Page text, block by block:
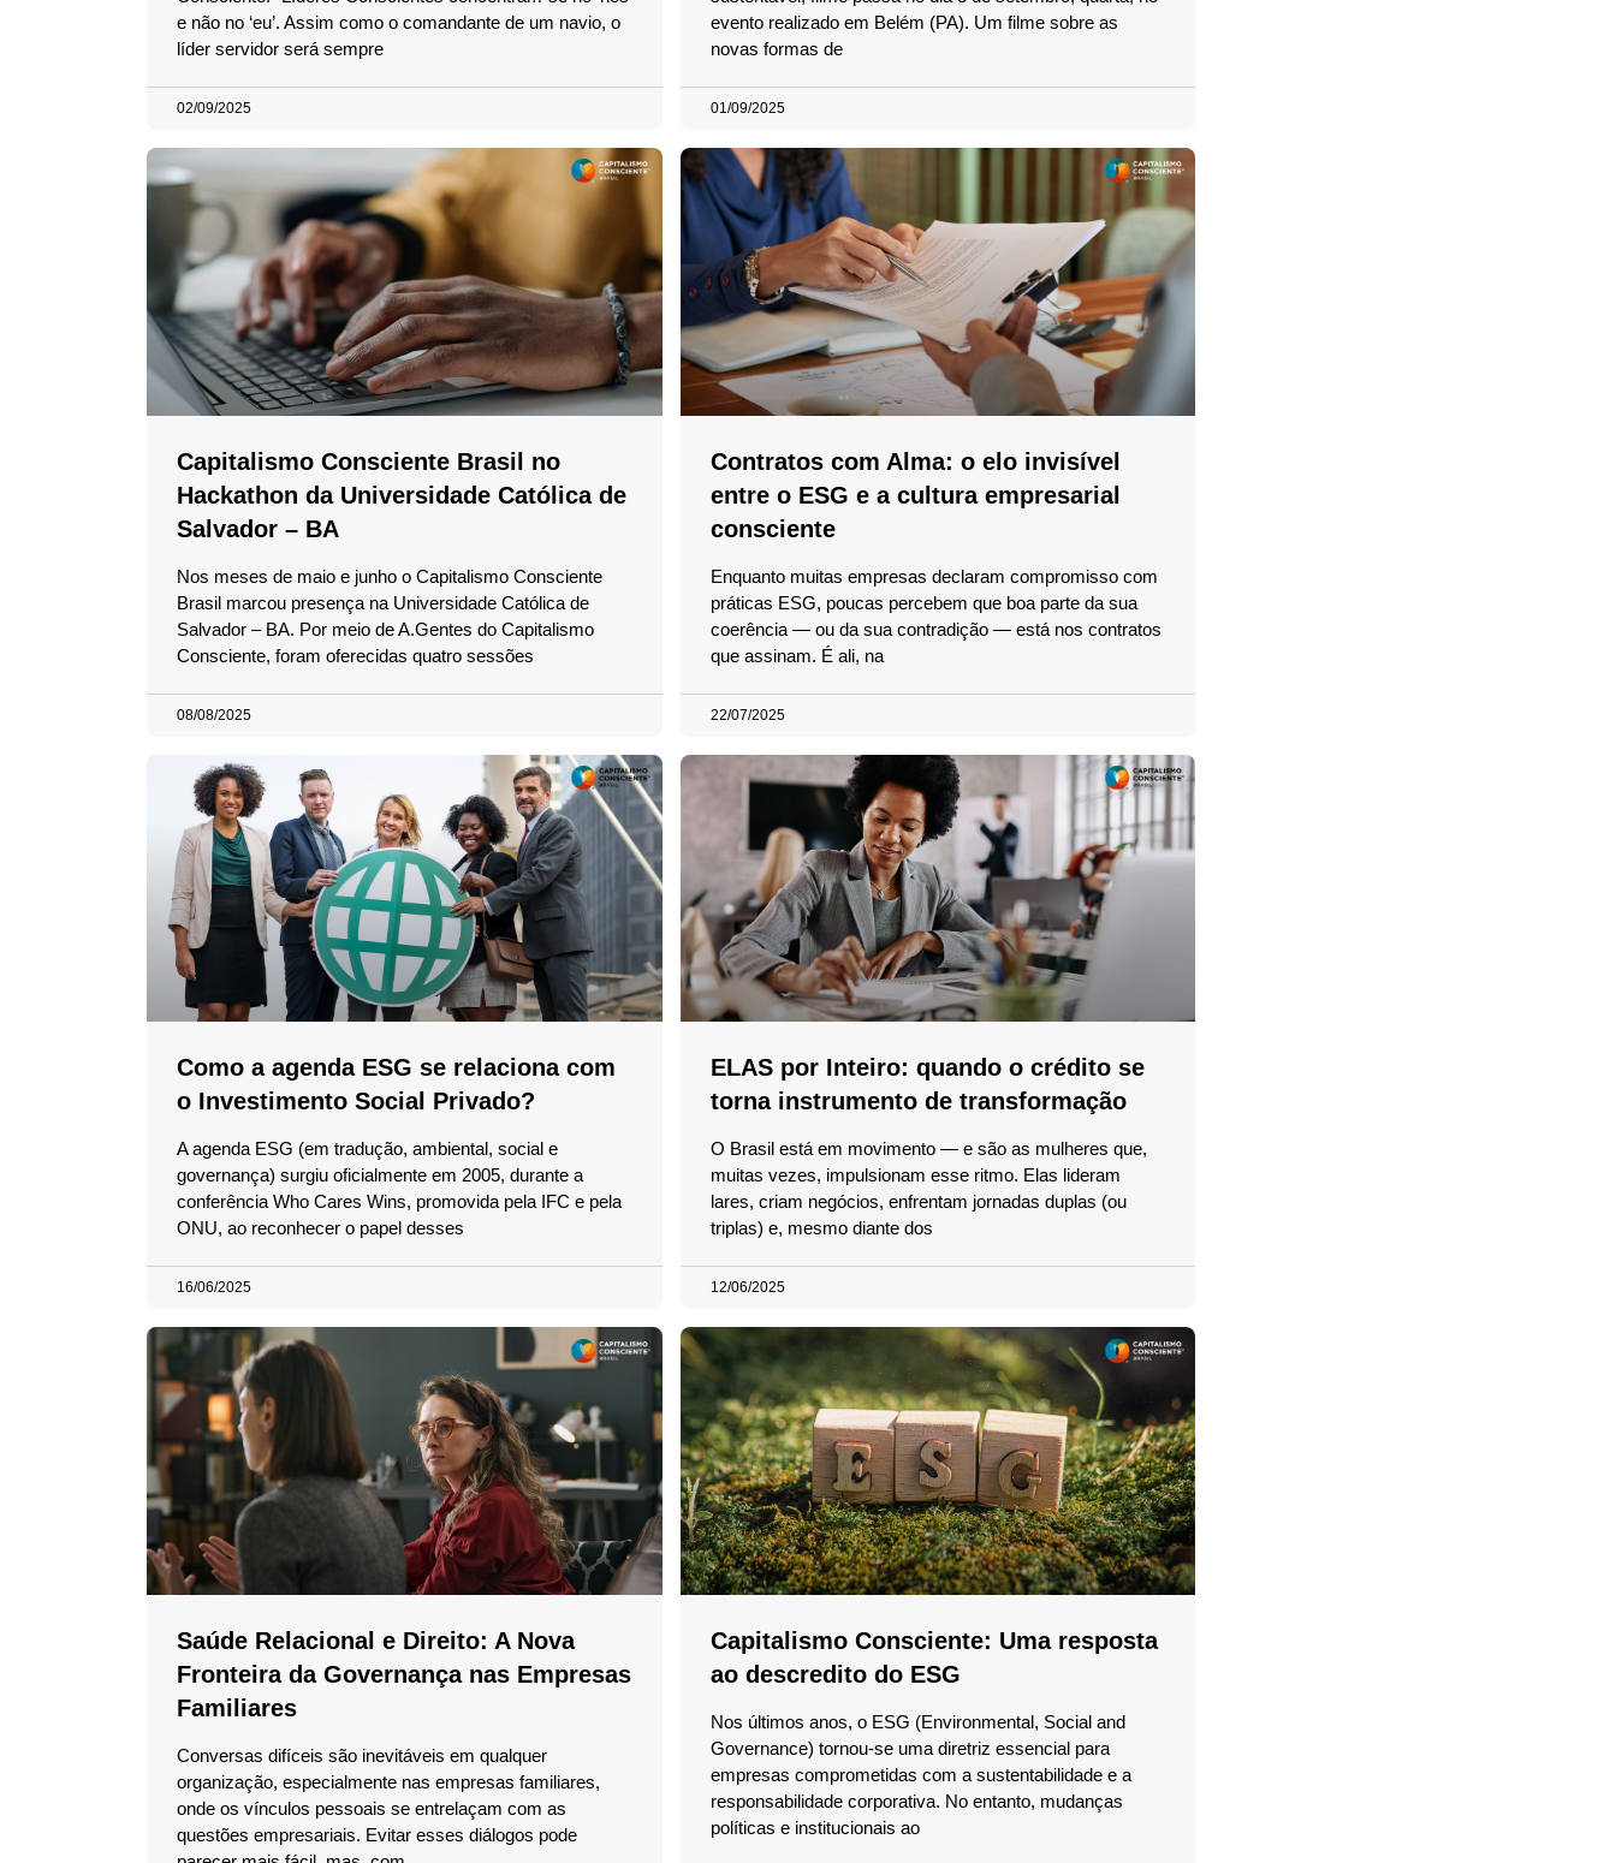
e não no ‘eu’. Assim como o comandante de um navio, o
líder servidor será sempre
02/09/2025
evento realizado em Belém (PA). Um filme sobre as
novas formas de
01/09/2025
Capitalismo Consciente Brasil no
Hackathon da Universidade Católica de
Salvador – BA
Nos meses de maio e junho o Capitalismo Consciente
Brasil marcou presença na Universidade Católica de
Salvador – BA. Por meio de A.Gentes do Capitalismo
Consciente, foram oferecidas quatro sessões
08/08/2025
Contratos com Alma: o elo invisível
entre o ESG e a cultura empresarial
consciente
Enquanto muitas empresas declaram compromisso com
práticas ESG, poucas percebem que boa parte da sua
coerência — ou da sua contradição — está nos contratos
que assinam. É ali, na
22/07/2025
Como a agenda ESG se relaciona com
o Investimento Social Privado?
A agenda ESG (em tradução, ambiental, social e
governança) surgiu oficialmente em 2005, durante a
conferência Who Cares Wins, promovida pela IFC e pela
ONU, ao reconhecer o papel desses
16/06/2025
ELAS por Inteiro: quando o crédito se
torna instrumento de transformação
O Brasil está em movimento — e são as mulheres que,
muitas vezes, impulsionam esse ritmo. Elas lideram
lares, criam negócios, enfrentam jornadas duplas (ou
triplas) e, mesmo diante dos
12/06/2025
Saúde Relacional e Direito: A Nova
Fronteira da Governança nas Empresas
Familiares
Conversas difíceis são inevitáveis em qualquer
organização, especialmente nas empresas familiares,
onde os vínculos pessoais se entrelaçam com as
questões empresariais. Evitar esses diálogos pode
Capitalismo Consciente: Uma resposta
ao descredito do ESG
Nos últimos anos, o ESG (Environmental, Social and
Governance) tornou-se uma diretriz essencial para
empresas comprometidas com a sustentabilidade e a
responsabilidade corporativa. No entanto, mudanças
políticas e institucionais ao